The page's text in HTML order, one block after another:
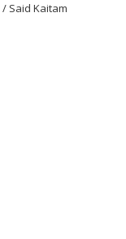
/ Said Kaitam